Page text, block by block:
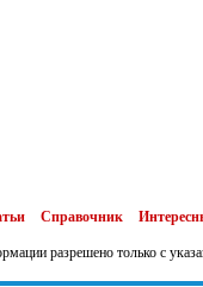
Справочник
разрешено только с